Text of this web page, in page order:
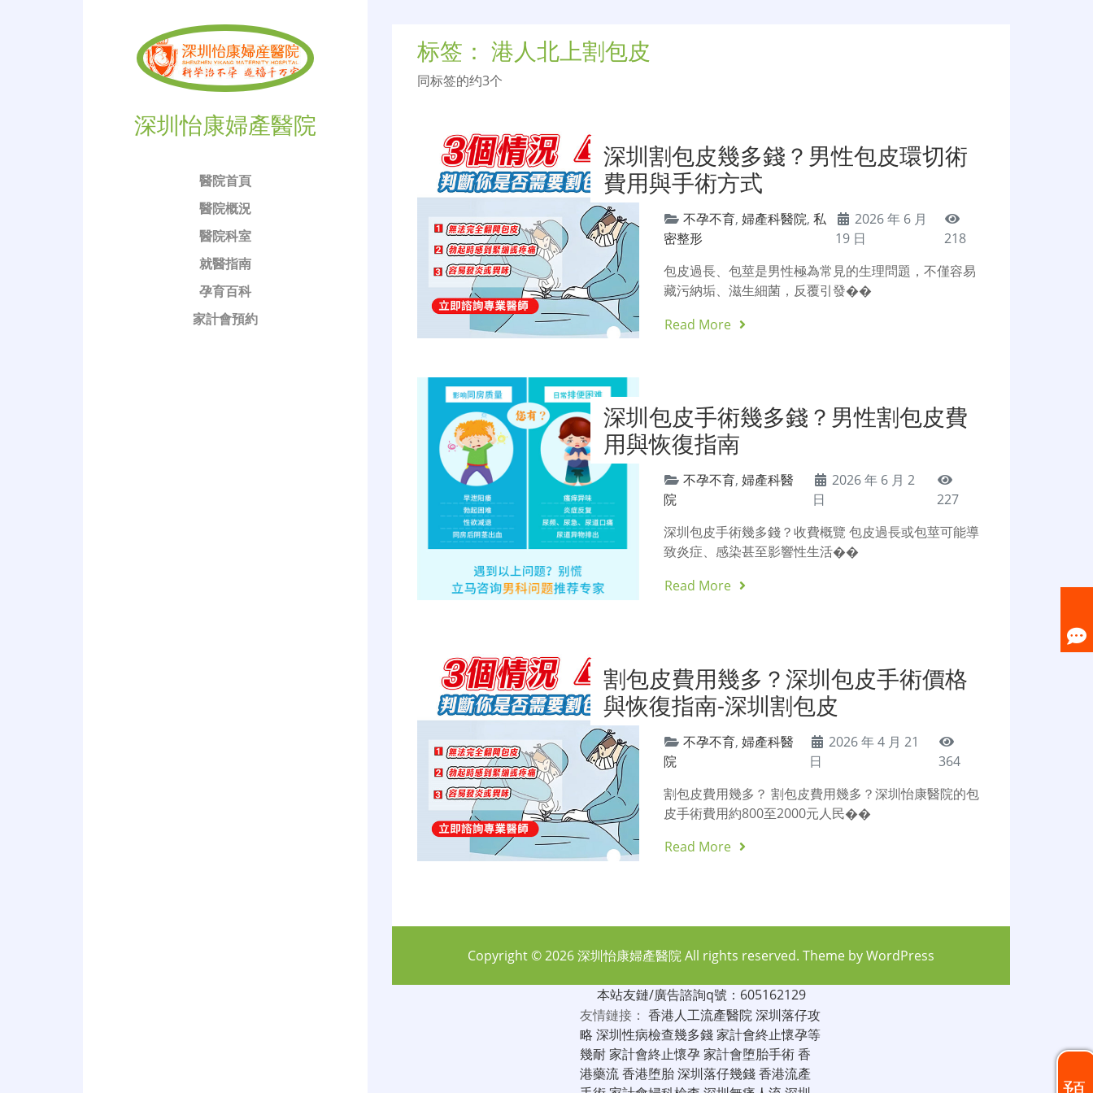
深圳怡康婦產醫院
醫院首頁
醫院概況
醫院科室
就醫指南
孕育百科
家計會預約
标签： 港人北上割包皮
同标签的约3个
深圳割包皮幾多錢？男性包皮環切術
費用與手術方式
不孕不育,婦產科醫院,私
密整形
2026 年 6 月
19 日
218
包皮過長、包莖是男性極為常見的生理問題，不僅容易
藏污納垢、滋生細菌，反覆引發��
Read More
深圳包皮手術幾多錢？男性割包皮費
用與恢復指南
不孕不育,婦產科醫
院
2026 年 6 月 2
日
227
深圳包皮手術幾多錢？收費概覽 包皮過長或包莖可能導
致炎症、感染甚至影響性生活��
Read More
割包皮費用幾多？深圳包皮手術價格
與恢復指南-深圳割包皮
不孕不育,婦產科醫
院
2026 年 4 月 21
日
364
割包皮費用幾多？ 割包皮費用幾多？深圳怡康醫院的包
皮手術費用約800至2000元人民��
Read More
Copyright © 2026深圳怡康婦產醫院All rights reserved. Theme byWordPress
本站友鏈/廣告諮詢q號：605162129
友情鏈接： 香港人工流產醫院深圳落仔攻
略 深圳性病檢查幾多錢家計會終止懷孕等
幾耐家計會終止懷孕家計會堕胎手術香
港藥流香港堕胎深圳落仔幾錢香港流產